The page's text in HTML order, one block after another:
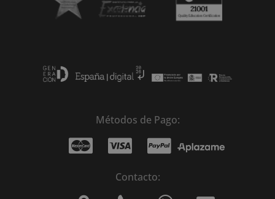
Métodos de Pago:
Contacto: